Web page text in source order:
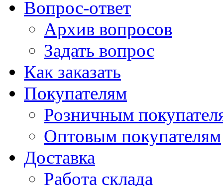
Вопрос-ответ
Архив вопросов
Задать вопрос
Как заказать
Покупателям
Розничным
Оптовым покупателям
Доставка
Работа склада